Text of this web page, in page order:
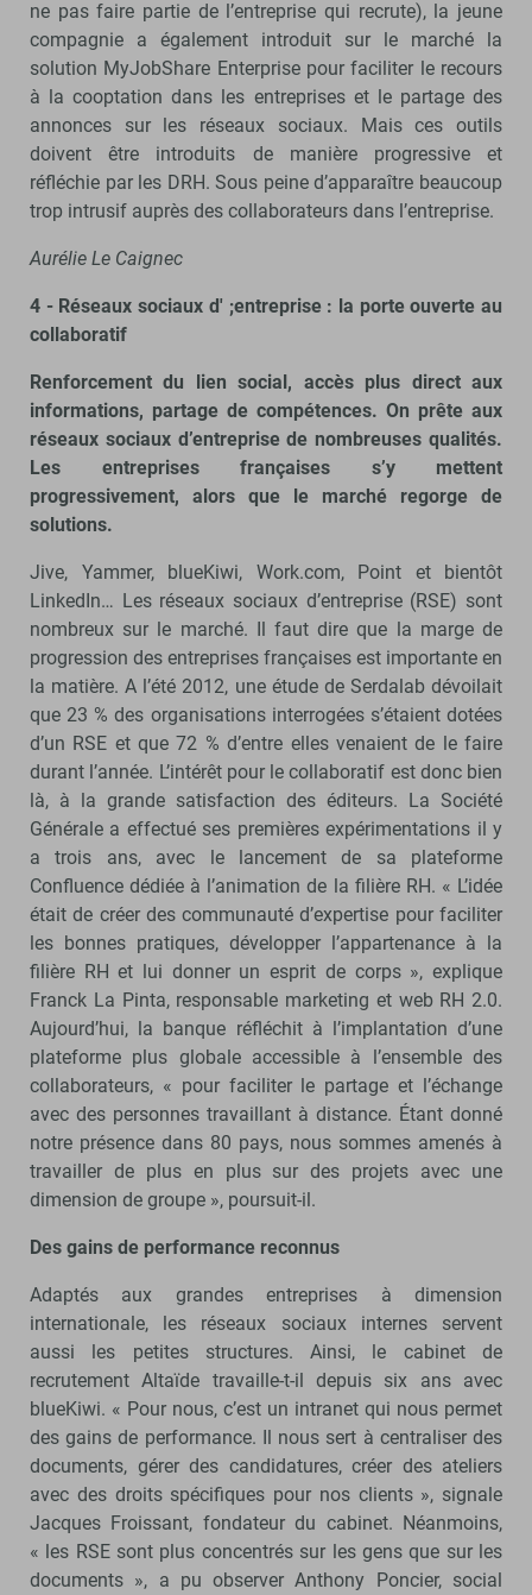
ne pas faire partie de l’entreprise qui recrute), la jeune
compagnie a également introduit sur le marché la
solution MyJobShare Enterprise pour faciliter le recours
à la cooptation dans les entreprises et le partage des
annonces sur les réseaux sociaux. Mais ces outils
doivent être introduits de manière progressive et
réfléchie par les DRH. Sous peine d’apparaître beaucoup
trop intrusif auprès des collaborateurs dans l’entreprise.
Aurélie Le Caignec
4 - Réseaux sociaux d' ;entreprise : la porte ouverte au
collaboratif
Renforcement du lien social, accès plus direct aux
informations, partage de compétences. On prête aux
réseaux sociaux d’entreprise de nombreuses qualités.
Les entreprises françaises s’y mettent
progressivement, alors que le marché regorge de
solutions.
Jive, Yammer, blueKiwi, Work.com, Point et bientôt
LinkedIn… Les réseaux sociaux d’entreprise (RSE) sont
nombreux sur le marché. Il faut dire que la marge de
progression des entreprises françaises est importante en
la matière. A l’été 2012, une étude de Serdalab dévoilait
que 23 % des organisations interrogées s’étaient dotées
d’un RSE et que 72 % d’entre elles venaient de le faire
durant l’année. L’intérêt pour le collaboratif est donc bien
là, à la grande satisfaction des éditeurs. La Société
Générale a effectué ses premières expérimentations il y
a trois ans, avec le lancement de sa plateforme
Confluence dédiée à l’animation de la filière RH. « L’idée
était de créer des communauté d’expertise pour faciliter
les bonnes pratiques, développer l’appartenance à la
filière RH et lui donner un esprit de corps », explique
Franck La Pinta, responsable marketing et web RH 2.0.
Aujourd’hui, la banque réfléchit à l’implantation d’une
plateforme plus globale accessible à l’ensemble des
collaborateurs, « pour faciliter le partage et l’échange
avec des personnes travaillant à distance. Étant donné
notre présence dans 80 pays, nous sommes amenés à
travailler de plus en plus sur des projets avec une
dimension de groupe », poursuit-il.
Des gains de performance reconnus
Adaptés aux grandes entreprises à dimension
internationale, les réseaux sociaux internes servent
aussi les petites structures. Ainsi, le cabinet de
recrutement Altaïde travaille-t-il depuis six ans avec
blueKiwi. « Pour nous, c’est un intranet qui nous permet
des gains de performance. Il nous sert à centraliser des
documents, gérer des candidatures, créer des ateliers
avec des droits spécifiques pour nos clients », signale
Jacques Froissant, fondateur du cabinet. Néanmoins,
« les RSE sont plus concentrés sur les gens que sur les
documents », a pu observer Anthony Poncier, social